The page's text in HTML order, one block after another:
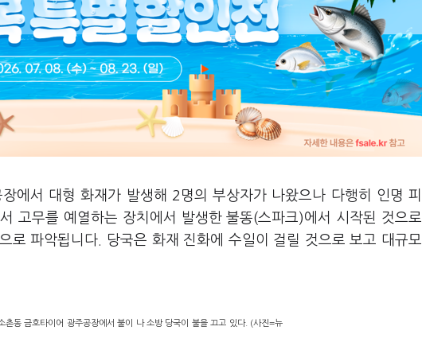
에서 대형 화재가 발생해 2명의 부상자가 나왔으나 다행히 인명 피
고무를 예열하는 장치에서 발생한 불똥(스파크)에서 시작된 것으로
로 파악됩니다. 당국은 화재 진화에 수일이 걸릴 것으로 보고 대규모
동 금호타이어 광주공장에서 불이 나 소방 당국이 불을 끄고 있다. (사진=뉴